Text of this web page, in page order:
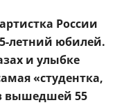
России
летний юбилей.
и улыбке
«студентка,
вышедшей 55